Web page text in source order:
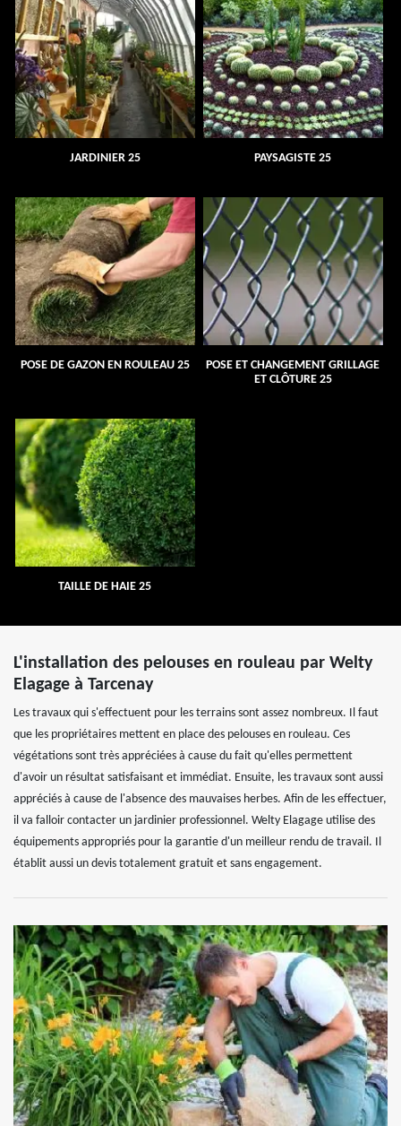
JARDINIER 25 PAYSAGISTE 25
POSE DE GAZON EN ROULEAU 25
POSE ET CHANGEMENT GRILLAGE
ET CLÔTURE 25
TAILLE DE HAIE 25
L'installation des pelouses en rouleau par Welty
Elagage à Tarcenay
Les travaux qui s'effectuent pour les terrains sont assez nombreux. Il faut
que les propriétaires mettent en place des pelouses en rouleau. Ces
végétations sont très appréciées à cause du fait qu'elles permettent
d'avoir un résultat satisfaisant et immédiat. Ensuite, les travaux sont aussi
appréciés à cause de l'absence des mauvaises herbes. Afin de les effectuer,
il va falloir contacter un jardinier professionnel. Welty Elagage utilise des
équipements appropriés pour la garantie d'un meilleur rendu de travail. Il
établit aussi un devis totalement gratuit et sans engagement.